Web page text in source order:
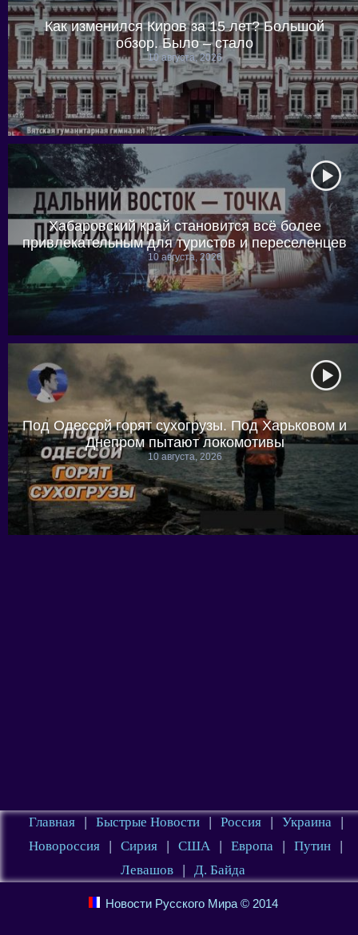
Как изменился Киров за 15 лет? Большой
обзор. Было – стало
10 августа, 2026
Хабаровский край становится всё более
привлекательным для туристов и переселенцев
10 августа, 2026
Под Одессой горят сухогрузы. Под Харьковом и
Днепром пытают локомотивы
10 августа, 2026
Главная | Быстрые Новости | Россия | Украина
|
Новороссия
| Сирия | США | Европа | Путин
|
Левашов
| Д. Байда
Новости Русского Мира © 2014